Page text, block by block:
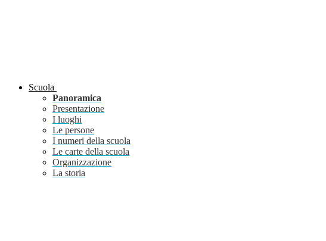
Scuola
Panoramica
Presentazione
I luoghi
Le persone
I numeri della scuola
Le carte della scuola
Organizzazione
La storia